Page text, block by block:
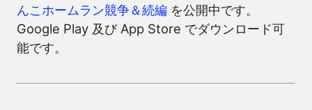
んこホームラン競争＆続編 を公開中です。
Google Play 及び App Store でダウンロード可
能です。